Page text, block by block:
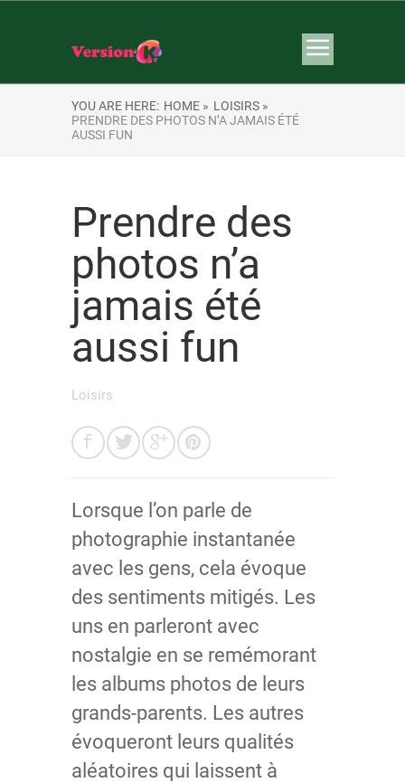
YOU ARE HERE: HOME » LOISIRS »
PRENDRE DES PHOTOS N’A JAMAIS ÉTÉ
AUSSI FUN
Prendre des
photos n’a
jamais été
aussi fun
Loisirs
Lorsque l’on parle de
photographie instantanée
avec les gens, cela évoque
des sentiments mitigés. Les
uns en parleront avec
nostalgie en se remémorant
les albums photos de leurs
grands-parents. Les autres
évoqueront leurs qualités
aléatoires qui laissent à